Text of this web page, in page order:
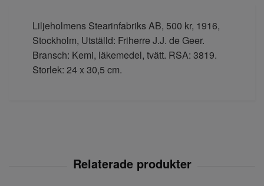
Liljeholmens Stearinfabriks AB, 500 kr, 1916,
Stockholm, Utställd: Friherre J.J. de Geer.
Bransch: Kemi, läkemedel, tvätt. RSA: 3819.
Storlek: 24 x 30,5 cm.